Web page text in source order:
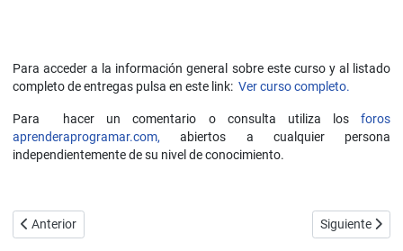
Para acceder a la información general sobre este curso y al listado
completo de entregas pulsa en este link: Ver curso completo.
Para hacer un comentario o consulta utiliza losforos
aprenderaprogramar.com, abiertos a cualquier persona
independientemente de su nivel de conocimiento.
Artículo anterior: Ejemplos de uso de tipos de variables (datos) en
Anterior Artículo
Siguiente